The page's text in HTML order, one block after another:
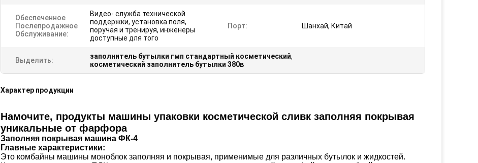
Обеспеченное
Послепродажное
Обслуживание:
Видео- служба технической
поддержки, установка поля,
поручая и тренируя, инженеры
доступные для того
Порт: Шанхай, Китай
Выделить: заполнитель бутылки гмп стандартный косметический,
косметический заполнитель бутылки 380в
Характер продукции
Намочите, продукты машины упаковки косметической сливк заполняя покрывая
уникальные от фарфора
Заполняя покрывая машина ФК-4
Главные характеристики:
Это комбайны машины моноблок заполняя и покрывая, применимые для различных бутылок и жидкостей.